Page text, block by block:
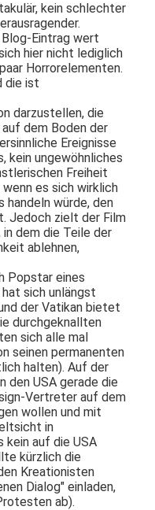
kein schlechter
Eintrag wert
hier nicht lediglich
Horrorelementen.
die ist
darzustellen, die
dem Boden der
Ereignisse
kein ungewöhnliches
Freiheit
wenn es sich wirklich
würde, den
Jedoch zielt der Film
dem die Teile der
ablehnen,
Popstar eines
sich unlängst
der Vatikan bietet
durchgeknallten
sich alle mal
seinen permanenten
halten). Auf der
den USA gerade die
Vertreter auf dem
wollen und mit
in
kein auf die USA
kürzlich die
Kreationisten
Dialog" einladen,
ab).